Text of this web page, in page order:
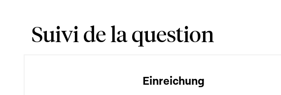
Suivi de la question
Einreichung